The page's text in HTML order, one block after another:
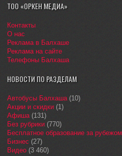
ТОО «ОРКЕН МЕДИА»
Контакты
О нас
Реклама в Балхаше
Реклама на сайте
Телефоны Балхаша
НОВОСТИ ПО РАЗДЕЛАМ
Автобусы Балхаша(10)
Акции и скидки (1)
Афиша(131)
Без рубрики (770)
Бесплатное образование за рубежом
Бизнес (27)
Видео (3 460)